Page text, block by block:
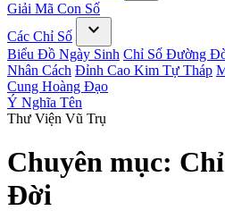
Giải Mã Con Số
Các Chỉ Số
expand_more
Biểu Đồ Ngày Sinh Chỉ Số Đường
Nhân Cách Đỉnh Cao Kim Tự Tháp
Cung Hoàng Đạo
Ý Nghĩa Tên
Thư Viện Vũ Trụ
Chuyên mục:
Đời